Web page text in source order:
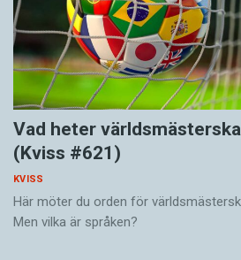
Vad heter
(Kviss #621)
KVISS
Här möter du orden för
Men vilka är språken?